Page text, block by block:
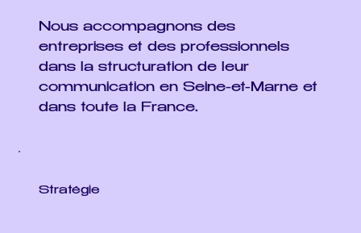
Nous accompagnons des
entreprises et des professionnels
dans la structuration de leur
communication en Seine-et-Marne et
dans toute la France.
Stratégie